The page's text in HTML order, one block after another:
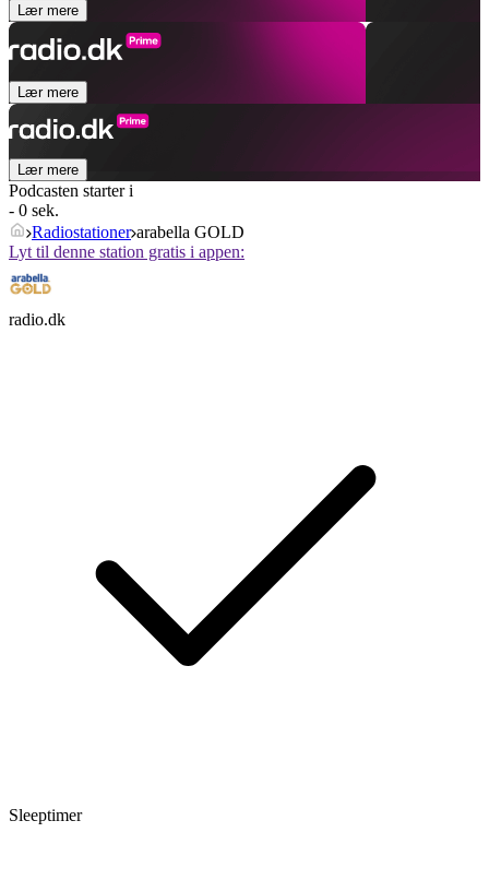
Lær mere
Lær mere
Lær mere
Podcasten starter i
- 0 sek.
Radiostationer arabella GOLD
Lyt til denne station gratis i appen:
radio.dk
Sleeptimer